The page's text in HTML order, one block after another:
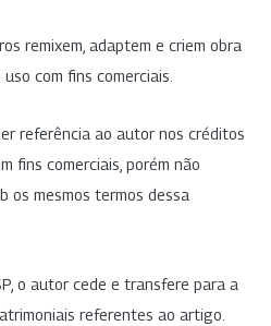
remixem, adaptem e criem obra
com fins comerciais.
referência ao autor nos créditos
fins comerciais, porém não
os mesmos termos dessa
o autor cede e transfere para a
referentes ao artigo.